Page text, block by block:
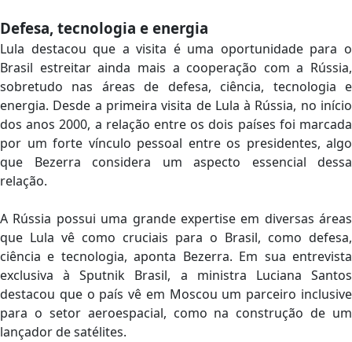
Defesa, tecnologia e energia
Lula destacou que a visita é uma oportunidade para o
Brasil estreitar ainda mais a cooperação com a Rússia,
sobretudo nas áreas de defesa, ciência, tecnologia e
energia. Desde a primeira visita de Lula à Rússia, no início
dos anos 2000, a relação entre os dois países foi marcada
por um forte vínculo pessoal entre os presidentes, algo
que Bezerra considera um aspecto essencial dessa
relação.
A Rússia possui uma grande expertise em diversas áreas
que Lula vê como cruciais para o Brasil, como defesa,
ciência e tecnologia, aponta Bezerra. Em sua entrevista
exclusiva à Sputnik Brasil, a ministra Luciana Santos
destacou que o país vê em Moscou um parceiro inclusive
para o setor aeroespacial, como na construção de um
lançador de satélites.